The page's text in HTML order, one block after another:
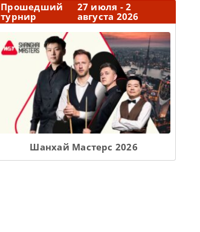
Прошедший
турнир
27 июля - 2
августа 2026
Шанхай Мастерс 2026